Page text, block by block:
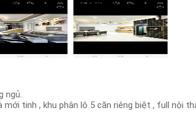
ngủ.
tinh , khu phân lô 5 căn riêng biệt , full nội